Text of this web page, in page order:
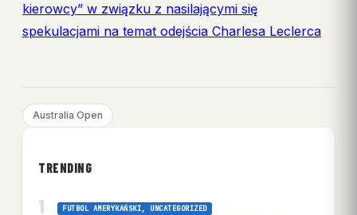
kierowcy” w związku z nasilającymi się
spekulacjami na temat odejścia Charlesa Leclerca
Australia Open
TRENDING
FUTBOL AMERYKAŃSKI, UNCATEGORIZED